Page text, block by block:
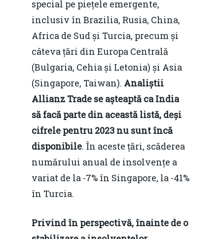
special pe piețele emergente,
inclusiv în Brazilia, Rusia, China,
Africa de Sud și Turcia, precum și
câteva țări din Europa Centrală
(Bulgaria, Cehia și Letonia) și Asia
(Singapore, Taiwan). Analiștii
Allianz Trade se așteaptă ca India
să facă parte din această listă, deși
cifrele pentru 2023 nu sunt încă
disponibile. În aceste țări, scăderea
numărului anual de insolvențe a
variat de la -7% în Singapore, la -41%
în Turcia.
Privind în perspectivă, înainte de o